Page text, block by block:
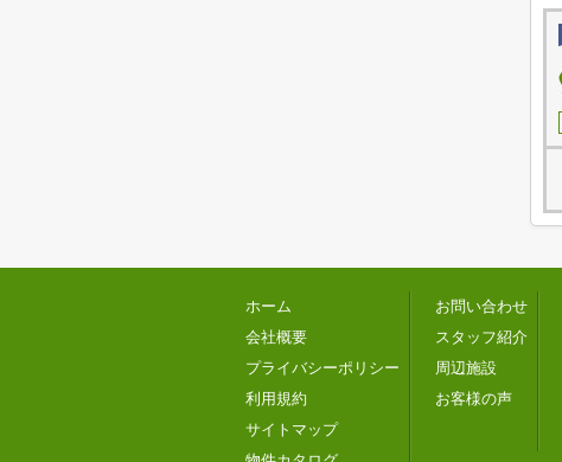
ホーム
会社概要
プライバシーポリシー
利用規約
サイトマップ
お問い合わせ
スタッフ紹介
周辺施設
お客様の声